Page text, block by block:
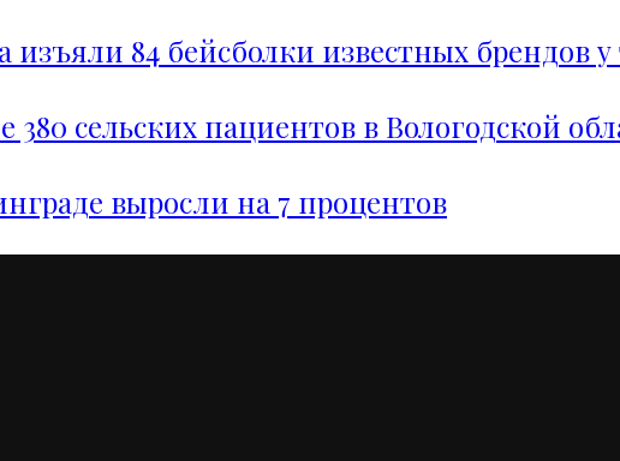
84 бейсболки известных брендов у
сельских пациентов в Вологодской
выросли на 7 процентов